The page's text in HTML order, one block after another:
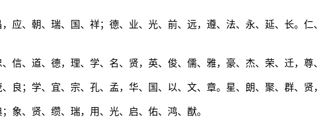
应、朝、瑞、国、祥；德、业、光、前、远，遵、法、永、延、长。
信、道、德，理、学、名、贤，英、俊、儒、雅，豪、杰、荣、迁，尊
良；学、宜、宗、孔、孟，华、国、以、文、章。星、朗、聚、群、
象、贤、缵、瑞，用、光、启、佑、鸿、猷。